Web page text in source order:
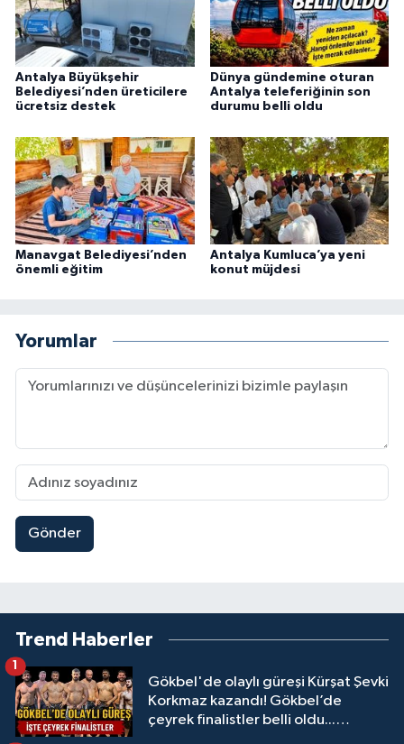
Antalya Büyükşehir
Belediyesi’nden üreticilere
ücretsiz destek
Dünya gündemine oturan
Antalya teleferiğinin son
durumu belli oldu
Manavgat Belediyesi’nden
önemli eğitim
Antalya Kumluca’ya yeni
konut müjdesi
Yorumlar
Gönder
Trend Haberler
Gökbel'de olaylı güreşi Kürşat Şevki
Korkmaz kazandı! Gökbel’de
çeyrek finalistler belli oldu...
1